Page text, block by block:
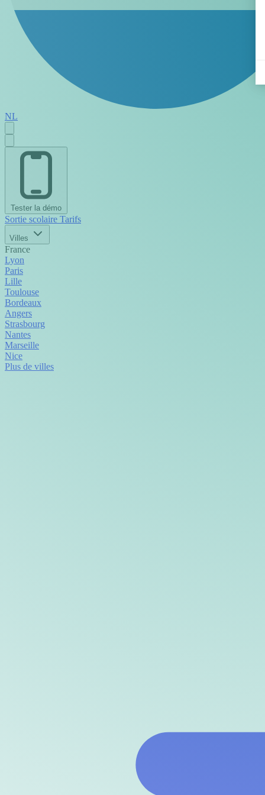
NL
Tester la démo
Sortie scolaire Tarifs
Villes
France
Lyon
Paris
Lille
Toulouse
Bordeaux
Angers
Strasbourg
Nantes
Marseille
Nice
Plus de villes